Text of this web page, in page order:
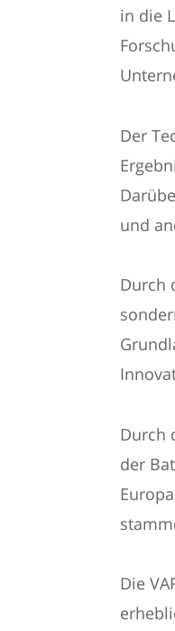
in die
Der
und
Durch
Durch
der
Die